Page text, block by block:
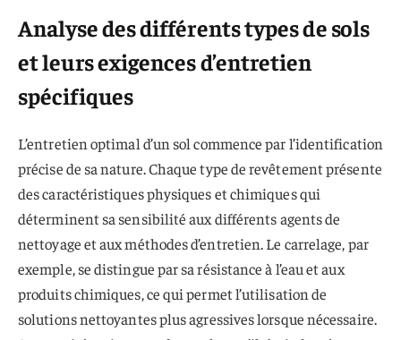
Analyse des différents types de sols
et leurs exigences d’entretien
spécifiques
L’entretien optimal d’un sol commence par l’identification
précise de sa nature. Chaque type de revêtement présente
des caractéristiques physiques et chimiques qui
déterminent sa sensibilité aux différents agents de
nettoyage et aux méthodes d’entretien. Le carrelage, par
exemple, se distingue par sa résistance à l’eau et aux
produits chimiques, ce qui permet l’utilisation de
solutions nettoyantes plus agressives lorsque nécessaire.